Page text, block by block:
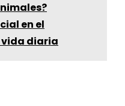
en el
vida diaria